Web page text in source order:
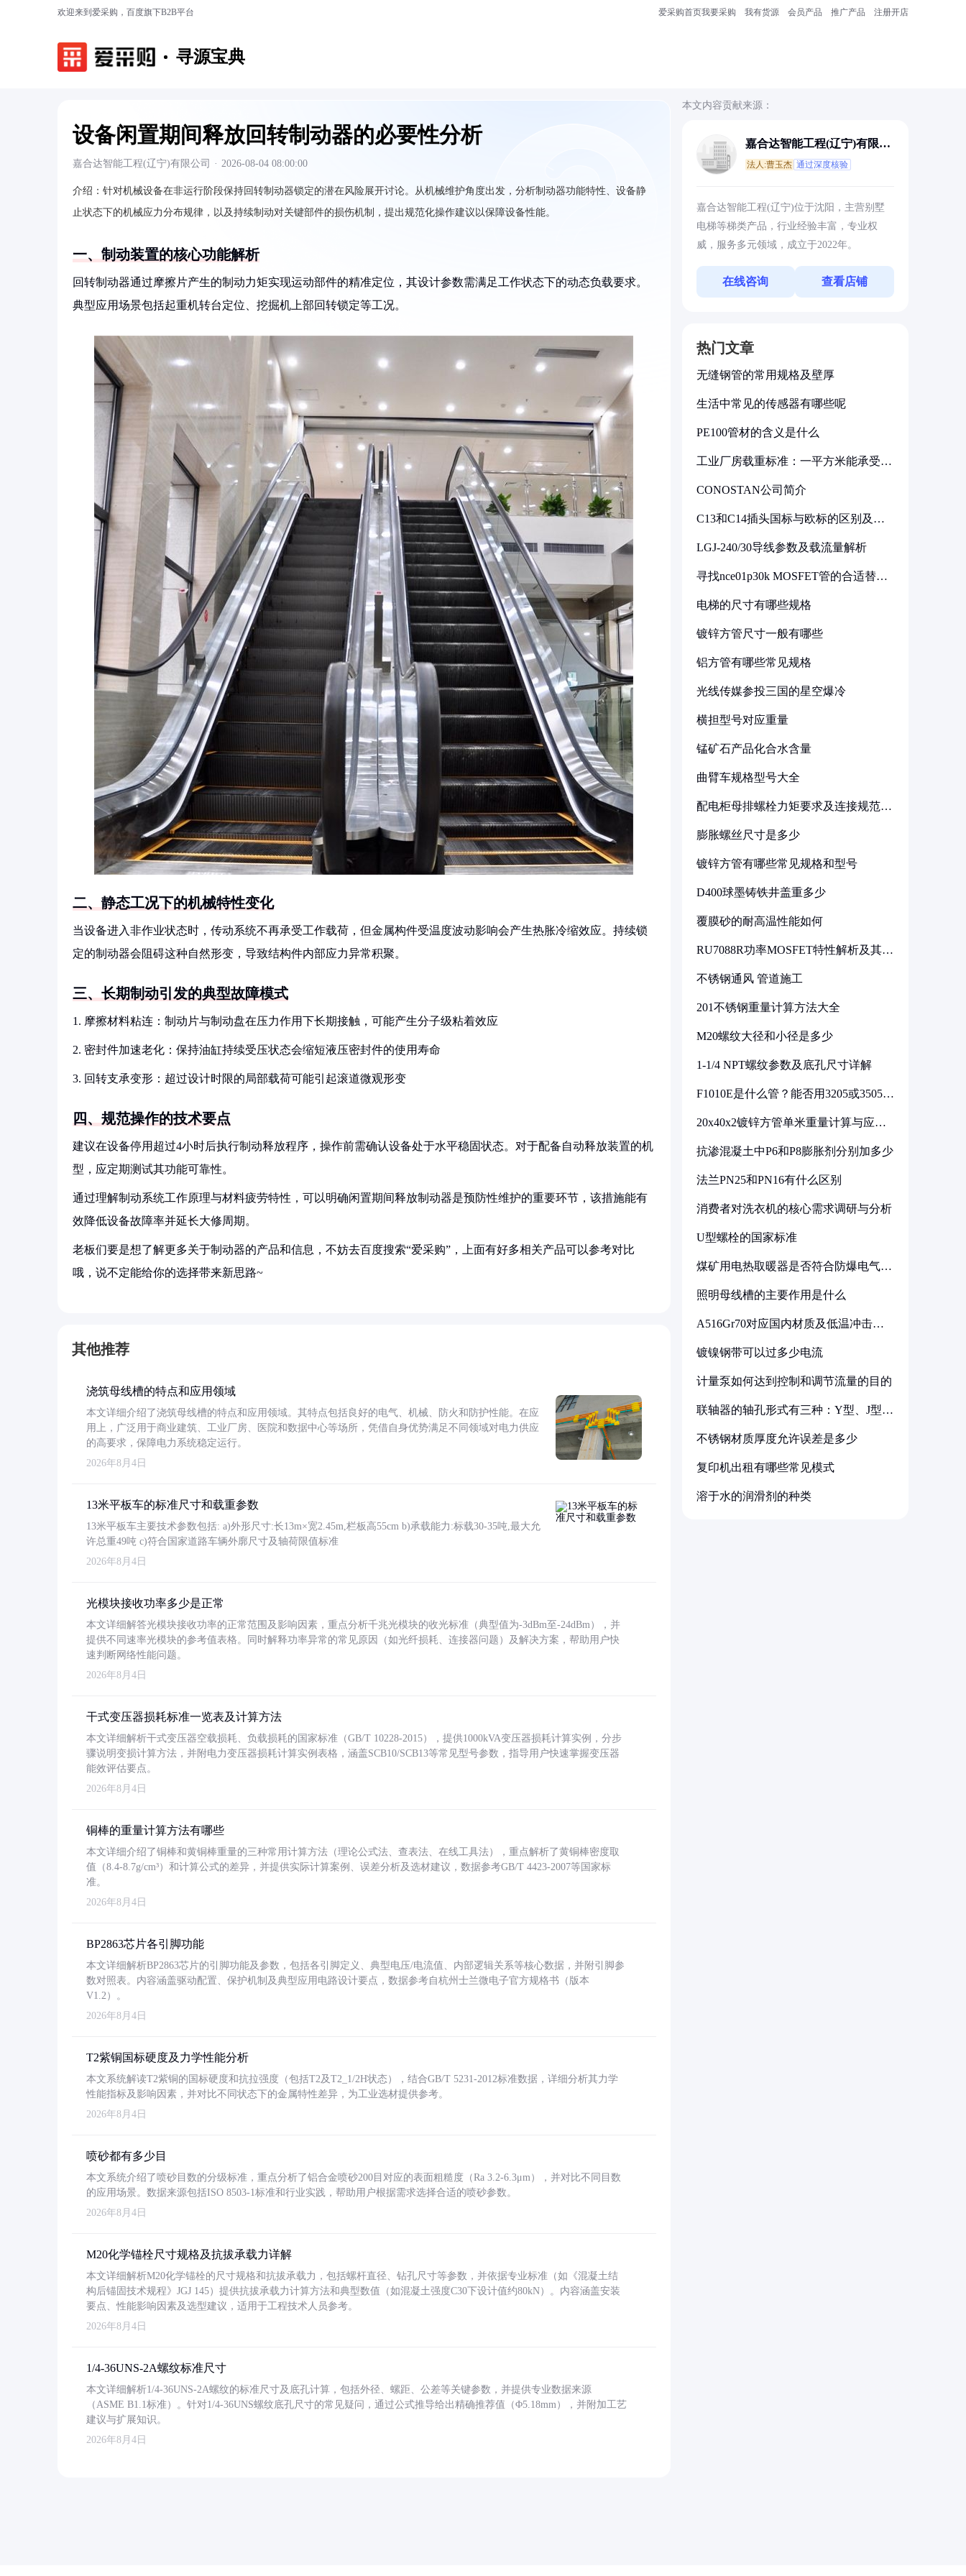
欢迎来到爱采购，百度旗下B2B平台 爱采购首页我要采购 我有货源 会员产品 推广产品 注册开店
寻源宝典
设备闲置期间释放回转制动器的必要性分析
嘉合达智能工程(辽宁)有限公司 · 2026-08-04 08:00:00
介绍： 针对机械设备在非运行阶段保持回转制动器锁定的潜在风险展开讨论。从机械维护角度出发，分析制动器功能特性、设备静
止状态下的机械应力分布规律，以及持续制动对关键部件的损伤机制，提出规范化操作建议以保障设备性能。
一、制动装置的核心功能解析
回转制动器通过摩擦片产生的制动力矩实现运动部件的精准定位，其设计参数需满足工作状态下的动态负载要求。
典型应用场景包括起重机转台定位、挖掘机上部回转锁定等工况。
二、静态工况下的机械特性变化
当设备进入非作业状态时，传动系统不再承受工作载荷，但金属构件受温度波动影响会产生热胀冷缩效应。持续锁
定的制动器会阻碍这种自然形变，导致结构件内部应力异常积聚。
三、长期制动引发的典型故障模式
1. 摩擦材料粘连：制动片与制动盘在压力作用下长期接触，可能产生分子级粘着效应
2. 密封件加速老化：保持油缸持续受压状态会缩短液压密封件的使用寿命
3. 回转支承变形：超过设计时限的局部载荷可能引起滚道微观形变
四、规范操作的技术要点
建议在设备停用超过4小时后执行制动释放程序，操作前需确认设备处于水平稳固状态。对于配备自动释放装置的机
型，应定期测试其功能可靠性。
通过理解制动系统工作原理与材料疲劳特性，可以明确闲置期间释放制动器是预防性维护的重要环节，该措施能有
效降低设备故障率并延长大修周期。
老板们要是想了解更多关于制动器的产品和信息，不妨去百度搜索“爱采购”，上面有好多相关产品可以参考对比
哦，说不定能给你的选择带来新思路~
其他推荐
浇筑母线槽的特点和应用领域
本文详细介绍了浇筑母线槽的特点和应用领域。其特点包括良好的电气、机械、防火和防护性能。在应
用上，广泛用于商业建筑、工业厂房、医院和数据中心等场所，凭借自身优势满足不同领域对电力供应
的高要求，保障电力系统稳定运行。
2026年8月4日
13米平板车的标准尺寸和载重参数
13米平板车主要技术参数包括: a)外形尺寸:长13m×宽2.45m,栏板高55cm b)承载能力:标载30-35吨,最大允
许总重49吨 c)符合国家道路车辆外廓尺寸及轴荷限值标准
2026年8月4日
光模块接收功率多少是正常
本文详细解答光模块接收功率的正常范围及影响因素，重点分析千兆光模块的收光标准（典型值为-3dBm至-24dBm），并
提供不同速率光模块的参考值表格。同时解释功率异常的常见原因（如光纤损耗、连接器问题）及解决方案，帮助用户快
速判断网络性能问题。
2026年8月4日
干式变压器损耗标准一览表及计算方法
本文详细解析干式变压器空载损耗、负载损耗的国家标准（GB/T 10228-2015），提供1000kVA变压器损耗计算实例，分步
骤说明变损计算方法，并附电力变压器损耗计算实例表格，涵盖SCB10/SCB13等常见型号参数，指导用户快速掌握变压器
能效评估要点。
2026年8月4日
铜棒的重量计算方法有哪些
本文详细介绍了铜棒和黄铜棒重量的三种常用计算方法（理论公式法、查表法、在线工具法），重点解析了黄铜棒密度取
值（8.4-8.7g/cm³）和计算公式的差异，并提供实际计算案例、误差分析及选材建议，数据参考GB/T 4423-2007等国家标
准。
2026年8月4日
BP2863芯片各引脚功能
本文详细解析BP2863芯片的引脚功能及参数，包括各引脚定义、典型电压/电流值、内部逻辑关系等核心数据，并附引脚参
数对照表。内容涵盖驱动配置、保护机制及典型应用电路设计要点，数据参考自杭州士兰微电子官方规格书（版本
V1.2）。
2026年8月4日
T2紫铜国标硬度及力学性能分析
本文系统解读T2紫铜的国标硬度和抗拉强度（包括T2及T2_1/2H状态），结合GB/T 5231-2012标准数据，详细分析其力学
性能指标及影响因素，并对比不同状态下的金属特性差异，为工业选材提供参考。
2026年8月4日
喷砂都有多少目
本文系统介绍了喷砂目数的分级标准，重点分析了铝合金喷砂200目对应的表面粗糙度（Ra 3.2-6.3μm），并对比不同目数
的应用场景。数据来源包括ISO 8503-1标准和行业实践，帮助用户根据需求选择合适的喷砂参数。
2026年8月4日
M20化学锚栓尺寸规格及抗拔承载力详解
本文详细解析M20化学锚栓的尺寸规格和抗拔承载力，包括螺杆直径、钻孔尺寸等参数，并依据专业标准（如《混凝土结
构后锚固技术规程》JGJ 145）提供抗拔承载力计算方法和典型数值（如混凝土强度C30下设计值约80kN）。内容涵盖安装
要点、性能影响因素及选型建议，适用于工程技术人员参考。
2026年8月4日
1/4-36UNS-2A螺纹标准尺寸
本文详细解析1/4-36UNS-2A螺纹的标准尺寸及底孔计算，包括外径、螺距、公差等关键参数，并提供专业数据来源
（ASME B1.1标准）。针对1/4-36UNS螺纹底孔尺寸的常见疑问，通过公式推导给出精确推荐值（Φ5.18mm），并附加工艺
建议与扩展知识。
2026年8月4日
本文内容贡献来源：
嘉合达智能工程(辽宁)有限公
法人:曹玉杰 通过深度核验
嘉合达智能工程(辽宁)位于沈阳，主营别墅
电梯等梯类产品，行业经验丰富，专业权
威，服务多元领域，成立于2022年。
在线咨询 查看店铺
热门文章
无缝钢管的常用规格及壁厚
生活中常见的传感器有哪些呢
PE100管材的含义是什么
工业厂房载重标准：一平方米能承受多
CONOSTAN公司简介
C13和C14插头国标与欧标的区别及其
LGJ-240/30导线参数及载流量解析
寻找nce01p30k MOSFET管的合适替代
电梯的尺寸有哪些规格
镀锌方管尺寸一般有哪些
铝方管有哪些常见规格
光线传媒参投三国的星空爆冷
横担型号对应重量
锰矿石产品化合水含量
曲臂车规格型号大全
配电柜母排螺栓力矩要求及连接规范详
膨胀螺丝尺寸是多少
镀锌方管有哪些常见规格和型号
D400球墨铸铁井盖重多少
覆膜砂的耐高温性能如何
RU7088R功率MOSFET特性解析及其在
不锈钢通风 管道施工
201不锈钢重量计算方法大全
M20螺纹大径和小径是多少
1-1/4 NPT螺纹参数及底孔尺寸详解
F1010E是什么管？能否用3205或3505代
20x40x2镀锌方管单米重量计算与应用
抗渗混凝土中P6和P8膨胀剂分别加多少
法兰PN25和PN16有什么区别
消费者对洗衣机的核心需求调研与分析
U型螺栓的国家标准
煤矿用电热取暖器是否符合防爆电气设
照明母线槽的主要作用是什么
A516Gr70对应国内材质及低温冲击要
镀镍钢带可以过多少电流
计量泵如何达到控制和调节流量的目的
联轴器的轴孔形式有三种：Y型、J型、
不锈钢材质厚度允许误差是多少
复印机出租有哪些常见模式
溶于水的润滑剂的种类